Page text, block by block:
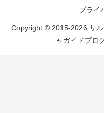
プライ
Copyright © 2015-2026 サ
ャガイドブロ